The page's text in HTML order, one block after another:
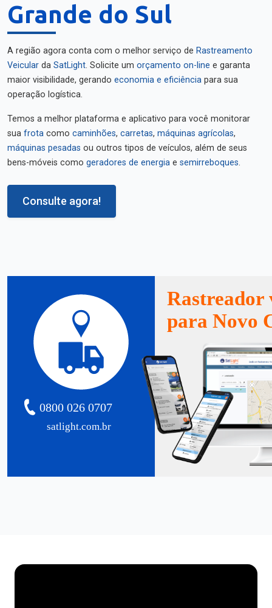
Grande do Sul
A região agora conta com o melhor serviço de Rastreamento
Veicular da SatLight. Solicite um orçamento on-line e garanta
maior visibilidade, gerando economia e eficiência para sua
operação logística.
Temos a melhor plataforma e aplicativo para você monitorar
sua frota como caminhões, carretas, máquinas agrícolas,
máquinas pesadas ou outros tipos de veículos, além de seus
bens-móveis como geradores de energia e semirreboques.
Consulte agora!
satlight.com.br
0800 026 0707
Rastreador
para Novo